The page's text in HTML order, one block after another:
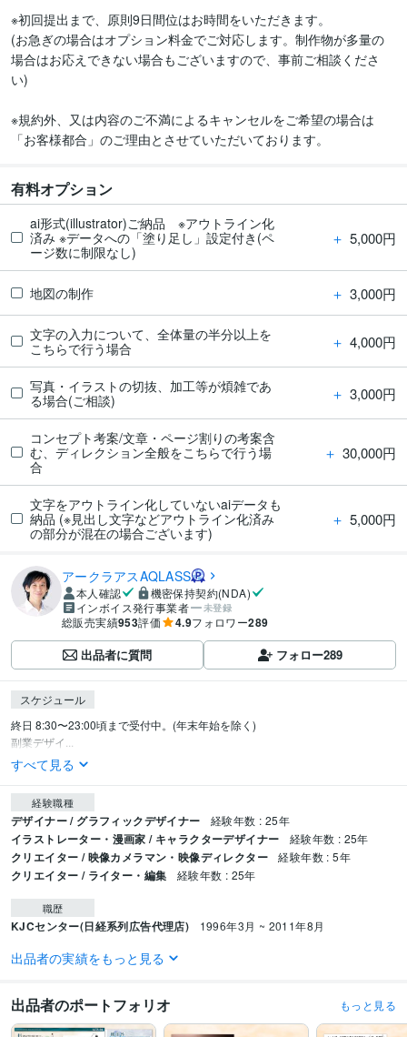
※初回提出まで、原則9日間位はお時間をいただきます。
(お急ぎの場合はオプション料金でご対応します。制作物が多量の
場合はお応えできない場合もございますので、事前ご相談くださ
い)
※規約外、又は内容のご不満によるキャンセルをご希望の場合は
「お客様都合」のご理由とさせていただいております。
有料オプション
ai形式(illustrator)ご納品 ※アウトライン化
済み ※データへの「塗り足し」設定付き(ペ
ージ数に制限なし)
＋ 5,000円
地図の制作 ＋ 3,000円
文字の入力について、全体量の半分以上を
こちらで行う場合
＋ 4,000円
写真・イラストの切抜、加工等が煩雑であ
る場合(ご相談)
＋ 3,000円
コンセプト考案/文章・ページ割りの考案含
む、ディレクション全般をこちらで行う場
合
＋ 30,000円
文字をアウトライン化していないaiデータも
納品 (※見出し文字などアウトライン化済み
の部分が混在の場合ございます)
＋ 5,000円
アークラアスAQLASS
本人確認
機密保持契約(NDA)
インボイス発行事業者
未登録
総販売実績953評価 4.9フォロワー289
出品者に質問 フォロー289
スケジュール
終日 8:30〜23:00頃まで受付中。(年末年始を除く)
副業デザイ...
すべて見る
経験職種
デザイナー / グラフィックデザイナー 経験年数 : 25年
イラストレーター・漫画家 / キャラクターデザイナー 経験年数 : 25年
クリエイター / 映像カメラマン・映像ディレクター 経験年数 : 5年
クリエイター / ライター・編集 経験年数 : 25年
職歴
KJCセンター(日経系列広告代理店) 1996年3月 ~ 2011年8月
受賞歴
線
「ジャパン・クリエイターズ 2021〜」年鑑掲載ノミネート
資格・検定
出品者の実績をもっと見る
出品者のポートフォリオ もっと見る